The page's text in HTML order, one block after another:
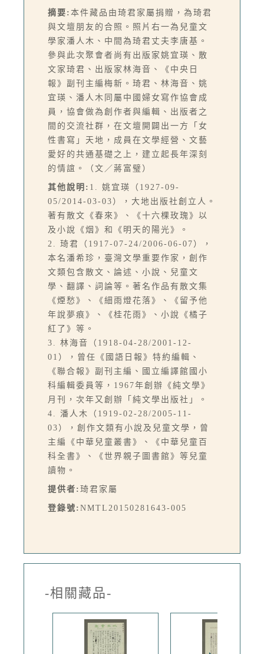
摘要: 本件藏品由琦君家屬捐贈，為琦君
與文壇朋友的合照。照片右一為兒童文
學家潘人木、中間為琦君丈夫李唐基。
參與此次聚會者尚有出版家姚宜瑛、散
文家琦君、出版家林海音、《中央日
報》副刊主編梅新。琦君、林海音、姚
宜瑛、潘人木同屬中國婦女寫作協會成
員，協會做為創作者與編輯、出版者之
間的交流社群，在文壇開闢出一方「女
性書寫」天地，成員在文學經營、文藝
愛好的共通基礎之上，建立起長年深刻
的情誼。（文／蔣富璧）
其他說明: 1. 姚宜瑛（1927-09-
05/2014-03-03），大地出版社創立人。
著有散文《春來》、《十六棵玫瑰》以
及小說《烟》和《明天的陽光》。
2. 琦君（1917-07-24/2006-06-07），
本名潘希珍，臺灣文學重要作家，創作
文類包含散文、論述、小說、兒童文
學、翻譯、詞論等。著名作品有散文集
《煙愁》、《細雨燈花落》、《留予他
年說夢痕》、《桂花雨》、小說《橘子
紅了》等。
3. 林海音（1918-04-28/2001-12-
01），曾任《國語日報》特約編輯、
《聯合報》副刊主編、國立編譯館國小
科編輯委員等，1967年創辦《純文學》
月刊，次年又創辦「純文學出版社」。
4. 潘人木（1919-02-28/2005-11-
03），創作文類有小說及兒童文學，曾
主編《中華兒童叢書》、《中華兒童百
科全書》、《世界親子圖書館》等兒童
讀物。
提供者: 琦君家屬
登錄號: NMTL20150281643-005
-相關藏品-